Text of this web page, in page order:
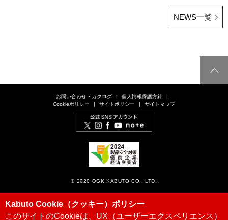
NEWS一覧
お問い合わせ・カタログ
個人情報保護方針
Cookieポリシー
サイトポリシー サイトマップ
© 2020 OGK KABUTO CO., LTD.
Kabuto Cookie（クッキー）ポリシー
このサイトのCookieは、UX（ユーザーエクスペリエンス）